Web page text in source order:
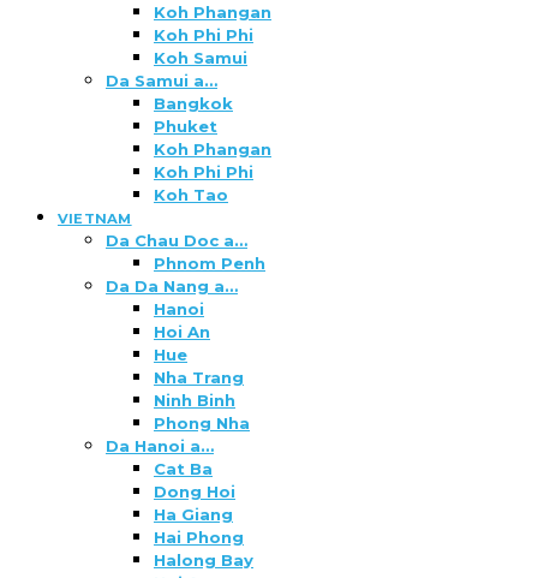
Koh Phangan
Koh Phi Phi
Koh Samui
Da Samui a…
Bangkok
Phuket
Koh Phangan
Koh Phi Phi
Koh Tao
VIETNAM
Da Chau Doc a…
Phnom Penh
Da Da Nang a…
Hanoi
Hoi An
Hue
Nha Trang
Ninh Binh
Phong Nha
Da Hanoi a…
Cat Ba
Dong Hoi
Ha Giang
Hai Phong
Halong Bay